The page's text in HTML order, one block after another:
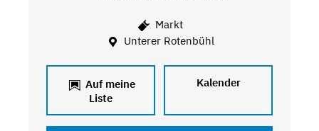
Markt
Unterer Rotenbühl
Auf meine
Liste
Kalender